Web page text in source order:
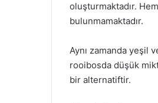
oluşturmaktadır.
bulunmamaktadır.
Aynı zamanda yeşil
rooibosda düşük
bir alternatiftir.